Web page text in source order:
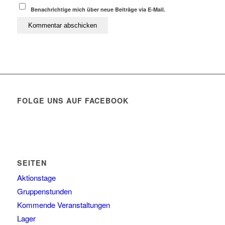
Benachrichtige mich über neue Beiträge via E-Mail.
FOLGE UNS AUF FACEBOOK
SEITEN
Aktionstage
Gruppenstunden
Kommende Veranstaltungen
Lager